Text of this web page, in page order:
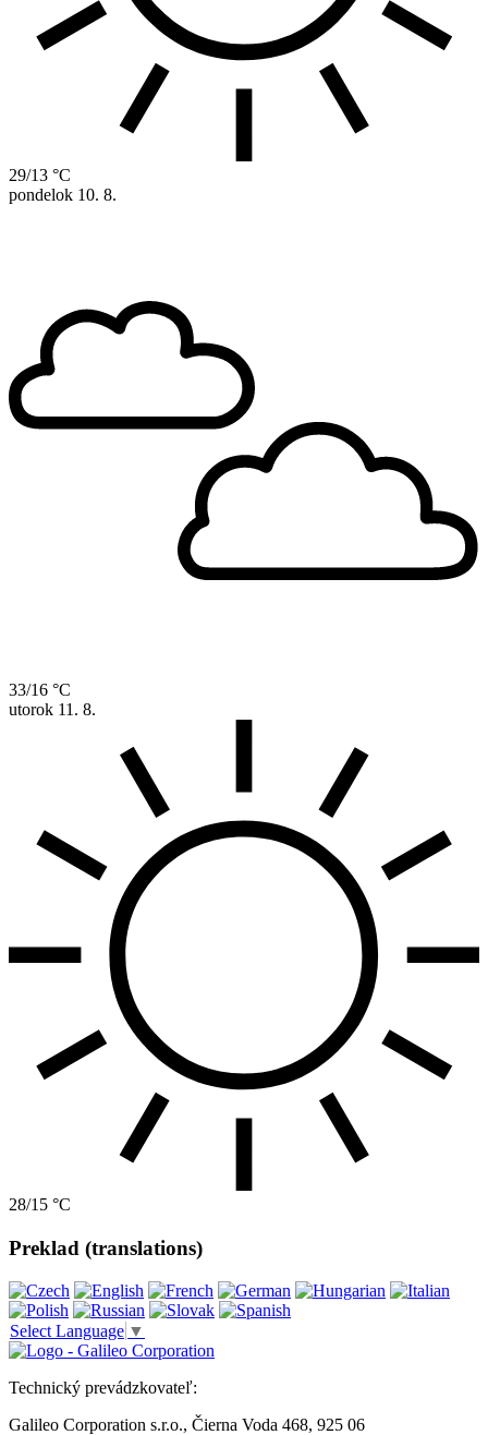
29/13 °C
pondelok 10. 8.
33/16 °C
utorok 11. 8.
28/15 °C
Preklad (translations)
Select Language ▼
Technický prevádzkovateľ:
Galileo Corporation s.r.o., Čierna Voda 468, 925 06